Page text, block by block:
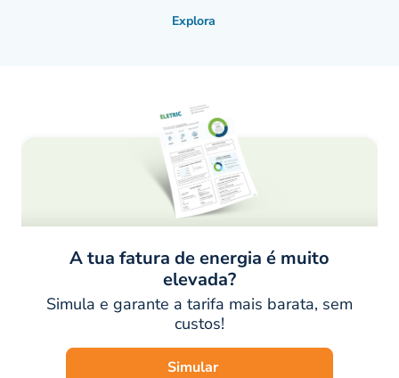
Explora
A tua fatura de energia é muito
elevada?
Simula e garante a tarifa mais barata, sem
custos!
Simular